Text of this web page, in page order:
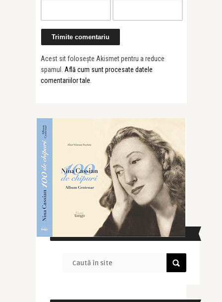
Acest sit folosește Akismet pentru a reduce
spamul. Află cum sunt procesate datele
comentariilor tale.
CAUTĂ ÎN SITE